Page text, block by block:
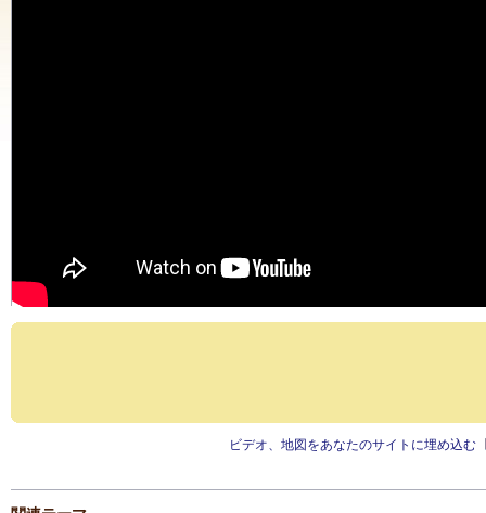
ビデオ、地図をあなたのサイトに埋め込む